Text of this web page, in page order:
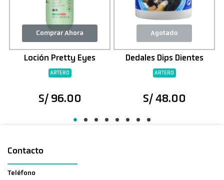
Comprar Ahora
Loción Pretty Eyes
ARTERO
S/ 96.00
Agotado
Dedales Dips Dientes
ARTERO
S/ 48.00
Contacto
Teléfono